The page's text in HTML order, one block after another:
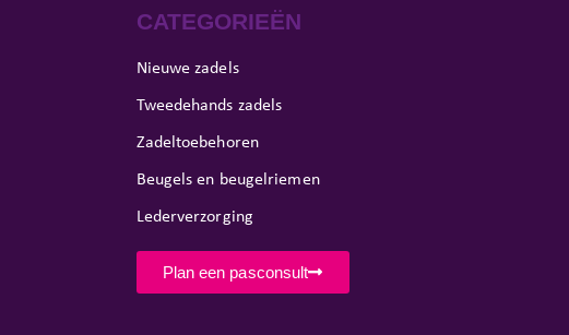
CATEGORIEËN
Nieuwe zadels
Tweedehands zadels
Zadeltoebehoren
Beugels en beugelriemen
Lederverzorging
Plan een pasconsult